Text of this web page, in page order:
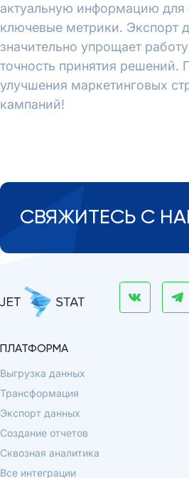
актуальную информацию для
ключевые метрики. Экспорт
значительно упрощает
точность принятия решений.
улучшения маркетинговых
кампаний!
СВЯЖИТЕСЬ С
ПЛАТФОРМА
Выгрузка данных
Трансформация
Экспорт данных
Создание отчетов
Сквозная аналитика
Все интеграции